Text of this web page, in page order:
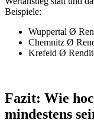
Beispiele:
Wuppertal Ø
Chemnitz Ø
Krefeld Ø
Fazit: Wie
mindestens